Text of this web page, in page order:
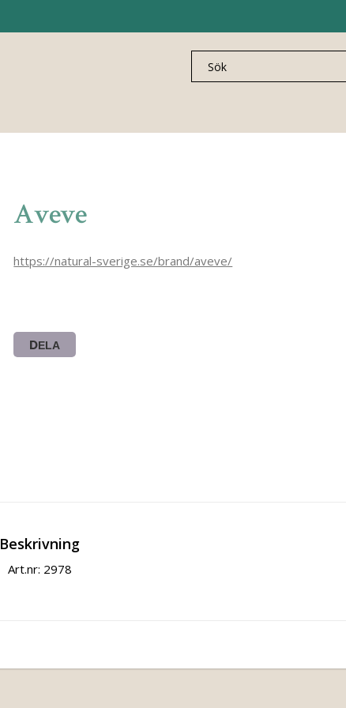
Aveve
https://natural-sverige.se/brand/aveve/
DELA
Beskrivning
Art.nr: 2978